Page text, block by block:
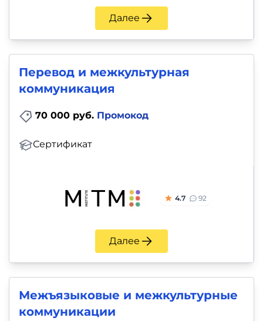
Далее
Перевод и межкультурная
коммуникация
70 000 руб. Промокод
Сертификат
4.7 92
Далее
Межъязыковые и межкультурные
коммуникации